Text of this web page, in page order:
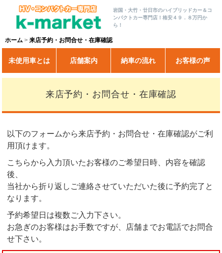
岩国・大竹・廿日市のハイブリッドカー＆コ
ンパクトカー専門店！格安４９．８万円か
ら！
ホーム 来店予約・お問合せ・在庫確認
未使用車とは 店舗案内 納車の流れ お客様の声
来店予約・お問合せ・在庫確認
以下のフォームから来店予約・お問合せ・在庫確認がご利
用頂けます。
こちらから入力頂いたお客様のご希望日時、内容を確認
後、
当社から折り返しご連絡させていただいた後に予約完了と
なります。
予約希望日は複数ご入力下さい。
お急ぎのお客様はお手数ですが、店舗までお電話でお問合
せ下さい。